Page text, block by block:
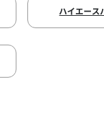
ハイエース